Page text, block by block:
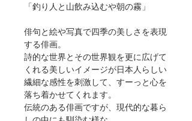
「釣り人と山飲み込むや朝の霧」
俳句と絵や写真で四季の美しさを表現
する俳画。
詩的な世界とその世界観を更に広げて
くれる美しいイメージが日本人らしい
繊細な感性を刺激して、すーっと心を
落ち着かせてくれます。
伝統のある俳画ですが、現代的な暮ら